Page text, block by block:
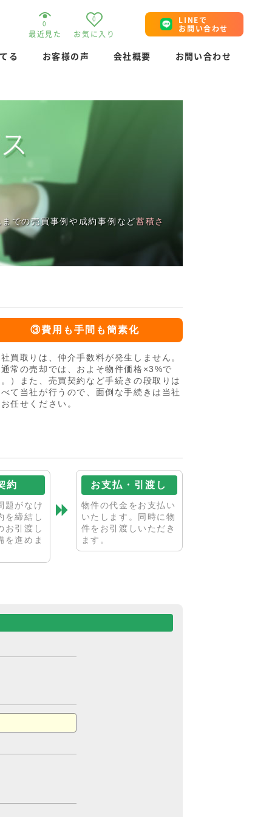
0
最近見た
0
お気に入り
LINEで
お問い合わせ
る お客様の声 会社概要 お問い合わせ
での売買事例や成約事例など蓄積さ
③費用も手間も簡素化
買取りは、仲介手数料が発生しません。
通常の売却では、およそ物件価格×3%で
）また、売買契約など手続きの段取りは
て当社が行うので、面倒な手続きは当社
任せください。
約
題がなけ
を締結し
お引渡し
を進めま
お支払・引渡し
物件の代金をお支払い
いたします。同時に物
件をお引渡しいただき
ます。